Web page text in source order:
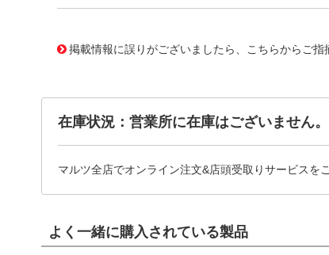
掲載情報に誤りがございましたら、こちらからご指
在庫状況：営業所に在庫はございません。
マルツ全店でオンライン注文&店頭受取りサービスを
よく一緒に購入されている製品